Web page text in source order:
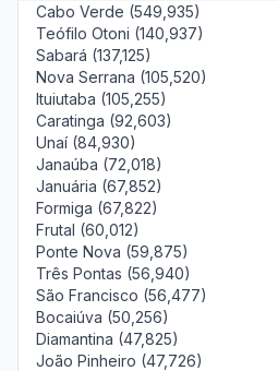
Cabo Verde (549,935)
Teófilo Otoni (140,937)
Sabará (137,125)
Nova Serrana (105,520)
Ituiutaba (105,255)
Caratinga (92,603)
Unaí (84,930)
Janaúba (72,018)
Januária (67,852)
Formiga (67,822)
Frutal (60,012)
Ponte Nova (59,875)
Três Pontas (56,940)
São Francisco (56,477)
Bocaiúva (50,256)
Diamantina (47,825)
João Pinheiro (47,726)